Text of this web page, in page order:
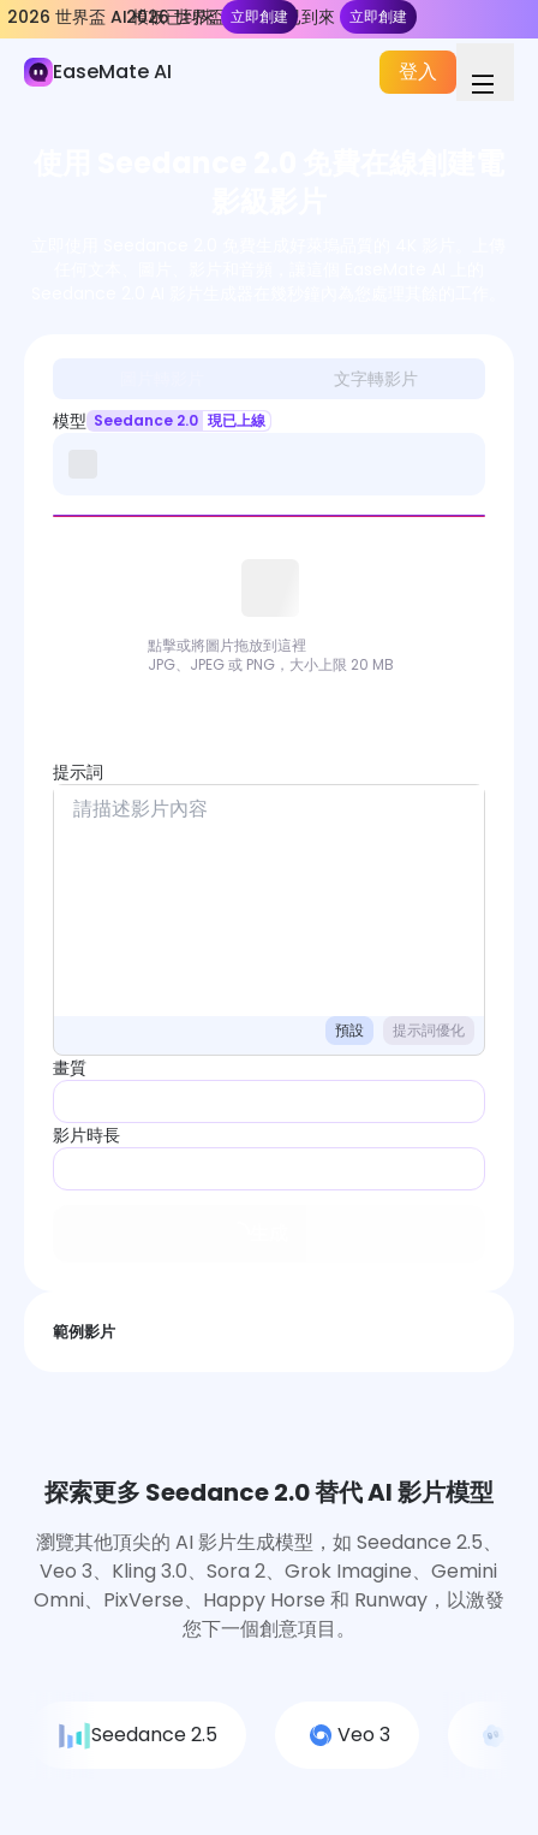
2026 世界盃 AI 模板已到來 立即創建
2026 世界盃 AI 模板已到來 立即創建
EaseMate AI 登入
AI 影片
AI 影片生成器
Wan Animate
PixVerse
文字轉影片
模型 Seedance 2.0 現已上線
點擊或將圖片拖放到這裡
JPG、JPEG 或 PNG，大小上限 20 MB
提示詞
預設 提示詞優化
畫質
影片時長
範例影片
探索更多 Seedance 2.0 替代 AI 影片模型
瀏覽其他頂尖的 AI 影片生成模型，如 Seedance 2.5、
Veo 3、Kling 3.0、Sora 2、Grok Imagine、Gemini
Omni、PixVerse、Happy Horse 和 Runway，以激發
您下一個創意項目。
Seedance 2.5 Veo 3